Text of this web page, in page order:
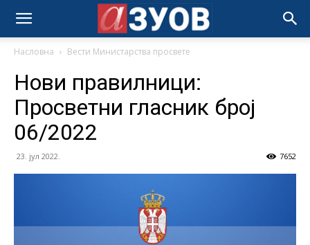
Насловна Вести Министарства просвете
Нови правилници:
Просветни гласник број
06/2022
23. јул 2022. 7652